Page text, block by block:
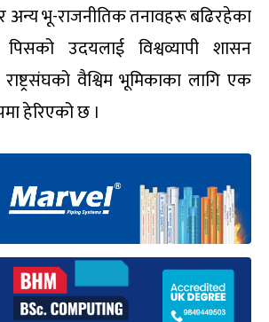
अन्य भू-राजनीतिक तनावहरू बढिरहेका
उदयलाई विश्वव्यापी शासन
वैश्विम भूमिकाका लागि एक
हेरिएको छ ।